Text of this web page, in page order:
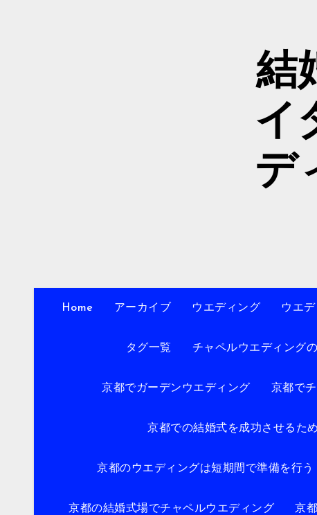
結
イ
デ
Home アーカイブ ウエディング ウエデ
タグ一覧 チャペルウエディング
京都でガーデンウエディング 京都で
京都での結婚式を成功させるた
京都のウエディングは短期間で準備を行う
京都の結婚式場でチャペルウエディング 京